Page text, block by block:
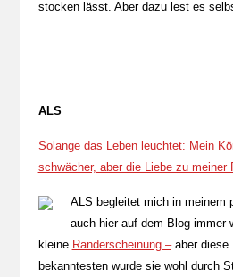
stocken lässt. Aber dazu lest es
ALS
Solange das Leben leuchtet: Mein
schwächer, aber die Liebe zu meiner
ALS begleitet mich in meinem
auch hier auf dem Blog immer
kleine Randerscheinung –aber diese
bekanntesten wurde sie wohl durch